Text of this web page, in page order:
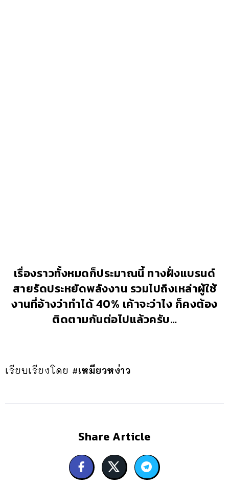
เรื่องราวทั้งหมดก็ประมาณนี้ ทางฝั่งแบรนด์
สายรัดประหยัดพลังงาน รวมไปถึงเหล่าผู้ใช้
งานที่อ้างว่าทำได้ 40% เค้าจะว่าไง ก็คงต้อง
ติดตามกันต่อไปแล้วครับ…
เรียบเรียงโดย #เหมียวหง่าว
Share Article